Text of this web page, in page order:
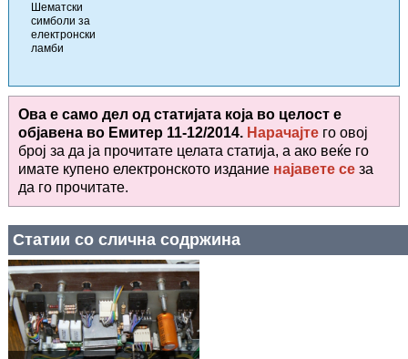
Шематски
симболи за
електронски
ламби
Ова е само дел од статијата која во целост е
објавена во Емитер 11-12/2014. Нарачајте го овој
број за да ја прочитате целата статија, а ако веќе го
имате купено електронското издание најавете се за
да го прочитате.
Статии со слична содржина